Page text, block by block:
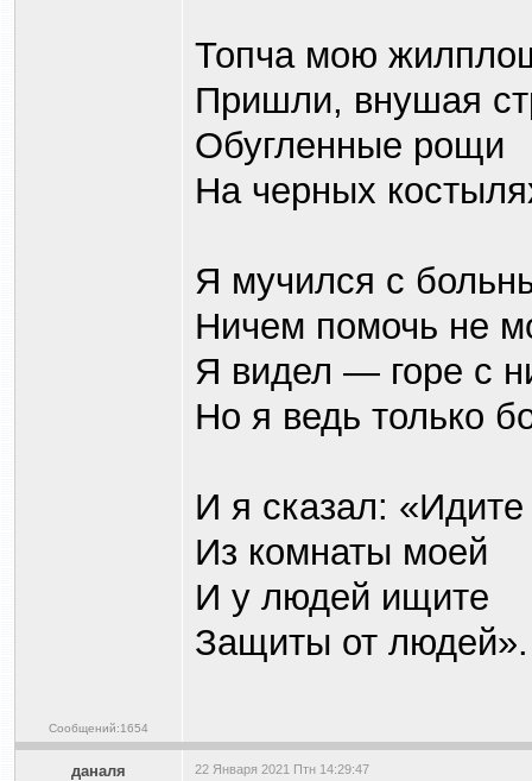
Сообщений:1654
Топча мою
Пришли, внушая
Обугленные рощи
На черных
Я мучился с
Ничем помочь не
Я видел — горе с
Но я ведь только
И я сказал: «Идите
Из комнаты моей
И у людей ищите
Защиты от людей».
даналя 22 Января 2021 Птн 14:29:47